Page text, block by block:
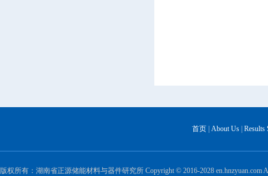
首页 About Us Results
版权所有：湖南省正源储能材料与器件研究所 Copyright © 2016-2028 en.hnzyuan.com